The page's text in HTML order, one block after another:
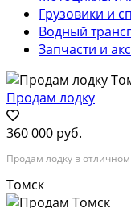
Грузовики и
Водный
Запчасти и
Продам лодку
360 000 руб.
Продам лодку в
Томск